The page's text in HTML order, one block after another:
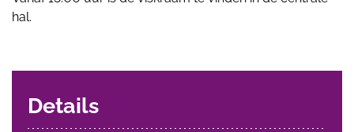
hal.
Details